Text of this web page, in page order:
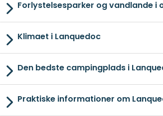
Forlystelsesparker og vandlande i
Klimaet i Lanquedoc
Den bedste campingplads i
Praktiske informationer om